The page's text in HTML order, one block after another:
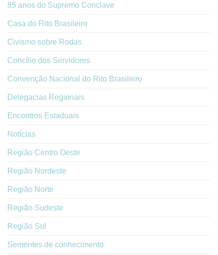
85 anos do Supremo Conclave
Casa do Rito Brasileiro
Civismo sobre Rodas
Concílio dos Servidores
Convenção Nacional do Rito Brasileiro
Delegacias Regionais
Encontros Estaduais
Notícias
Região Centro Oeste
Região Nordeste
Região Norte
Região Sudeste
Região Sul
Sementes de conhecimento